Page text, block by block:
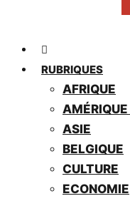
RUBRIQUES
AFRIQUE
ASIE
BELGIQUE
CULTURE
ECONOMIE